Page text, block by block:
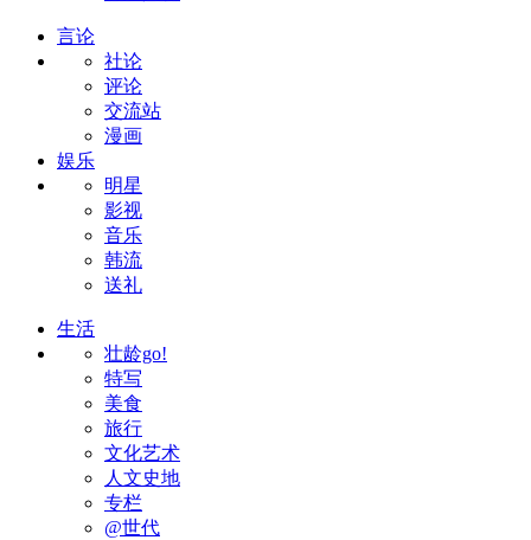
言论
社论
评论
交流站
漫画
娱乐
明星
影视
音乐
韩流
送礼
生活
壮龄go!
特写
美食
旅行
文化艺术
人文史地
专栏
@世代